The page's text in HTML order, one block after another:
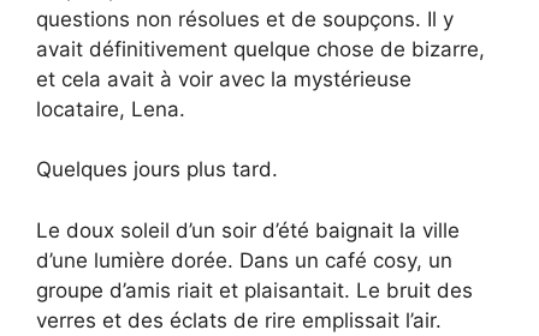
questions non résolues et de soupçons. Il y
avait définitivement quelque chose de bizarre,
et cela avait à voir avec la mystérieuse
locataire, Lena.
Quelques jours plus tard.
Le doux soleil d’un soir d’été baignait la ville
d’une lumière dorée. Dans un café cosy, un
groupe d’amis riait et plaisantait. Le bruit des
verres et des éclats de rire emplissait l’air.